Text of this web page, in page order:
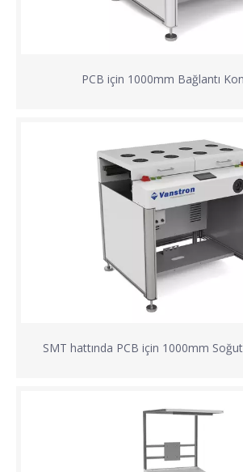
PCB için 1000mm Bağlantı
SMT hattında PCB için 1000mm